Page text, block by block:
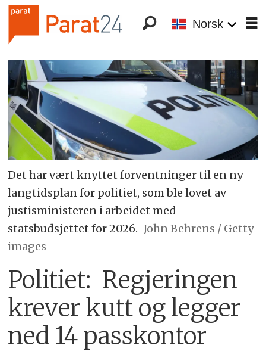
Norsk
Det har vært knyttet forventninger til en ny
langtidsplan for politiet, som ble lovet av
justisministeren i arbeidet med
statsbudsjettet for 2026. John Behrens / Getty
images
Politiet: Regjeringen
krever kutt og legger
ned 14 passkontor